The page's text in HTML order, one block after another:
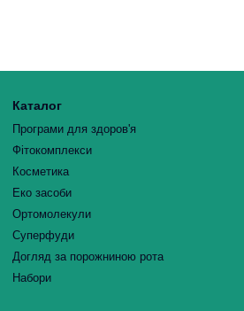
Каталог
Програми для здоров'я
Фітокомплекси
Косметика
Еко засоби
Ортомолекули
Суперфуди
Догляд за порожниною рота
Набори